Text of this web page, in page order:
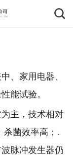
、家用电器、
能试验。
主，技术相对
杀菌效率高；.
脉冲发生器仍